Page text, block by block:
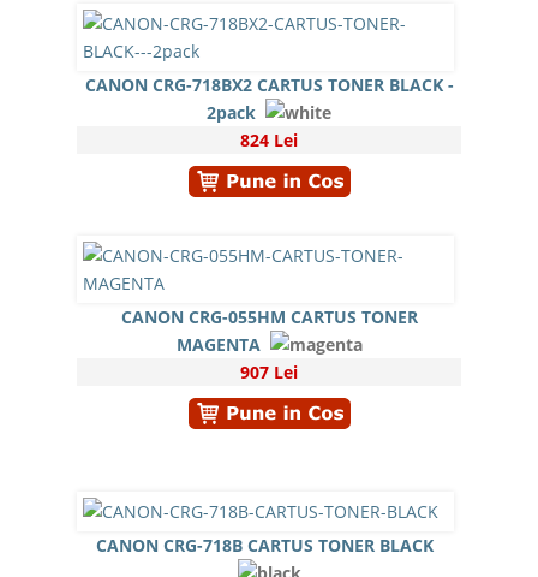
CANON CRG-718BX2 CARTUS TONER BLACK -
2pack
824 Lei
CANON CRG-055HM CARTUS TONER
MAGENTA
907 Lei
CANON CRG-718B CARTUS TONER BLACK